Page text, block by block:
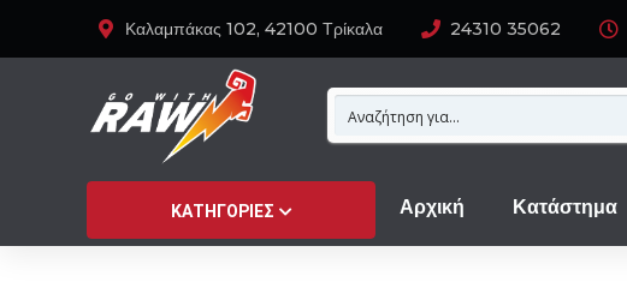
Καλαμπάκας 102, 42100 Τρίκαλα 24310 35062
ΚΑΤΗΓΟΡΊΕΣ Αρχική Κατάστημα